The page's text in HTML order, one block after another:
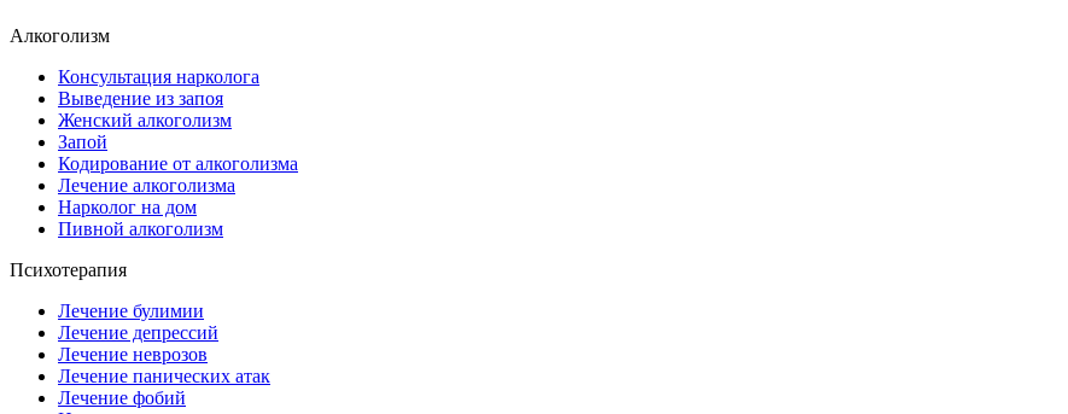
Алкоголизм
Консультация нарколога
Выведение из запоя
Женский алкоголизм
Запой
Кодирование от алкоголизма
Лечение алкоголизма
Нарколог на дом
Пивной алкоголизм
Психотерапия
Лечение булимии
Лечение депрессий
Лечение неврозов
Лечение панических атак
Лечение фобий